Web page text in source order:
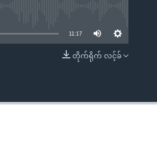
EMBED
11:17
တိုက်ရိုက် လင့်ခ်